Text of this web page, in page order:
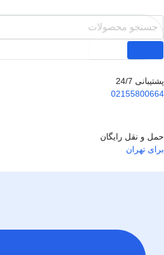
پشتیبانی 24/7
02155800664
حمل و نقل رایگان
برای تهران